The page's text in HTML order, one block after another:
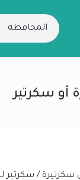
أو سكرتير
سكرتيرة / سكرتير